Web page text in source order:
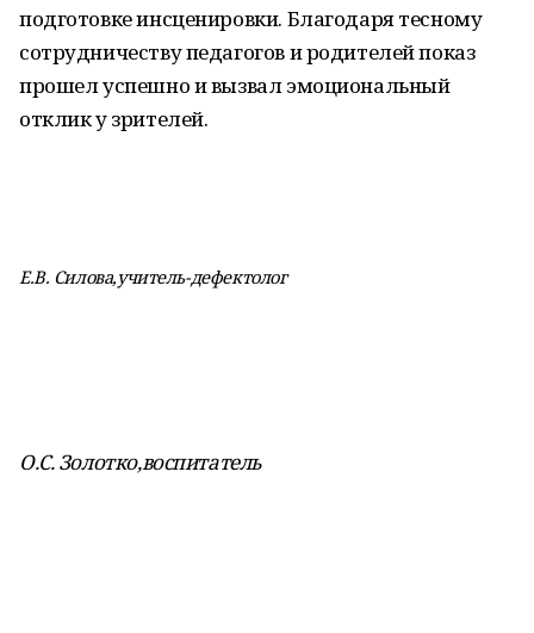
подготовке инсценировки. Благодаря тесному
сотрудничеству педагогов и родителей показ
прошел успешно и вызвал эмоциональный
отклик у зрителей.
Е.В. Силова,учитель-дефектолог
О.С. Золотко,воспитатель